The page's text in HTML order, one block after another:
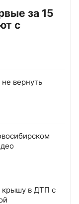
за 15
с
вернуть
крышу в ДТП с